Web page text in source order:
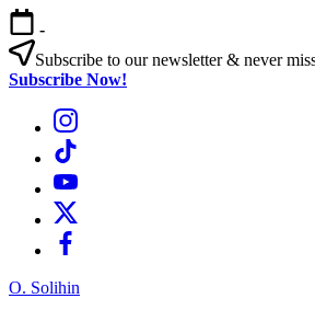
Skip
to
content
-
Subscribe to our newsletter & never
Subscribe Now!
Bagian
Menu
Bagian
Menu
Bagian
Bagian
Menu
Bagian
Menu
O. Solihin